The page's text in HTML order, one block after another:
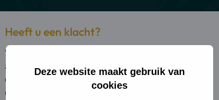
Deze website maakt gebruik van
cookies
Heeft u een klacht?
Wij van LINK Advocaten doen er alles aan om onze cliënten
zo zorgvuldig mogelijk van dienst te zijn. Onze
dienstverlening is er op gericht om voor u de best mogelijke
resultaten te bereiken.